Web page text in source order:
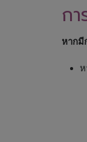
กา
หากมี
ห
- ใ
- ค
- รั